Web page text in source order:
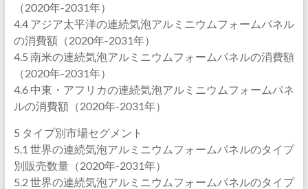
（2020年-2031年）
4.4 アジア太平洋の連続気泡アルミニウムフォームパネル
の消費額（2020年-2031年）
4.5 南米の連続気泡アルミニウムフォームパネルの消費額
（2020年-2031年）
4.6 中東・アフリカの連続気泡アルミニウムフォームパネ
ルの消費額（2020年-2031年）
5 タイプ別市場セグメント
5.1 世界の連続気泡アルミニウムフォームパネルのタイプ
別販売数量（2020年-2031年）
5.2 世界の連続気泡アルミニウムフォームパネルのタイプ